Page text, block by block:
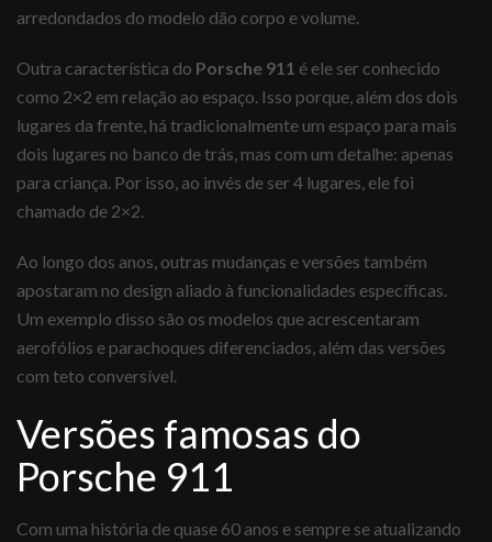
arredondados do modelo dão corpo e volume.
Outra característica do Porsche 911 é ele ser conhecido
como 2×2 em relação ao espaço. Isso porque, além dos dois
lugares da frente, há tradicionalmente um espaço para mais
dois lugares no banco de trás, mas com um detalhe: apenas
para criança. Por isso, ao invés de ser 4 lugares, ele foi
chamado de 2×2.
Ao longo dos anos, outras mudanças e versões também
apostaram no design aliado à funcionalidades específicas.
Um exemplo disso são os modelos que acrescentaram
aerofólios e parachoques diferenciados, além das versões
com teto conversível.
Versões famosas do
Porsche 911
Com uma história de quase 60 anos e sempre se atualizando